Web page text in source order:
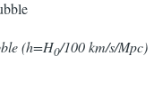
(h=H0/100 km/s/Mpc)